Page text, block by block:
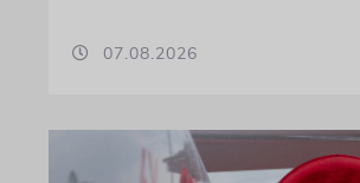
07.08.2026